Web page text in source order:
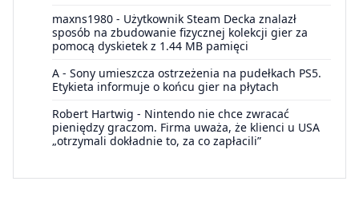
maxns1980 - Użytkownik Steam Decka znalazł
sposób na zbudowanie fizycznej kolekcji gier za
pomocą dyskietek z 1.44 MB pamięci
A - Sony umieszcza ostrzeżenia na pudełkach PS5.
Etykieta informuje o końcu gier na płytach
Robert Hartwig - Nintendo nie chce zwracać
pieniędzy graczom. Firma uważa, że klienci u USA
„otrzymali dokładnie to, za co zapłacili”